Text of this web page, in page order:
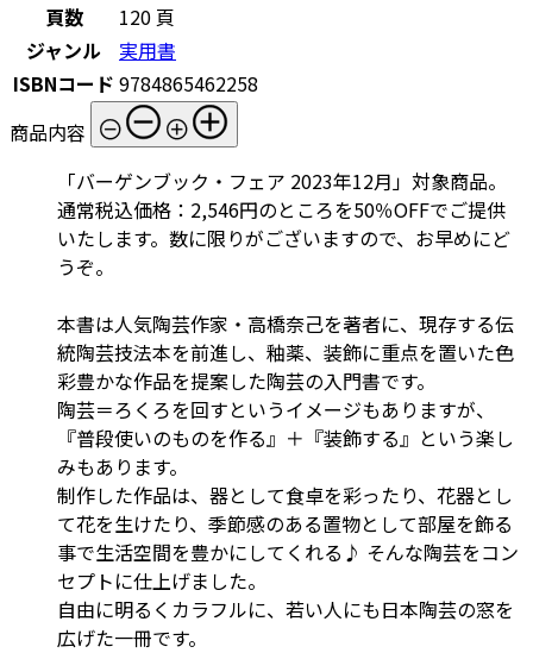
頁数
120 頁
ジャンル
実用書
ISBNコード 9784865462258
商品内容
「バーゲンブック・フェア 2023年12月」対象商品。
通常税込価格：2,546円のところを50％OFFでご提供
いたします。数に限りがございますので、お早めにど
うぞ。
本書は人気陶芸作家・高橋奈己を著者に、現存する伝
統陶芸技法本を前進し、釉薬、装飾に重点を置いた色
彩豊かな作品を提案した陶芸の入門書です。
陶芸＝ろくろを回すというイメージもありますが、
『普段使いのものを作る』＋『装飾する』という楽し
みもあります。
制作した作品は、器として食卓を彩ったり、花器とし
て花を生けたり、季節感のある置物として部屋を飾る
事で生活空間を豊かにしてくれる♪ そんな陶芸をコン
セプトに仕上げました。
自由に明るくカラフルに、若い人にも日本陶芸の窓を
広げた一冊です。